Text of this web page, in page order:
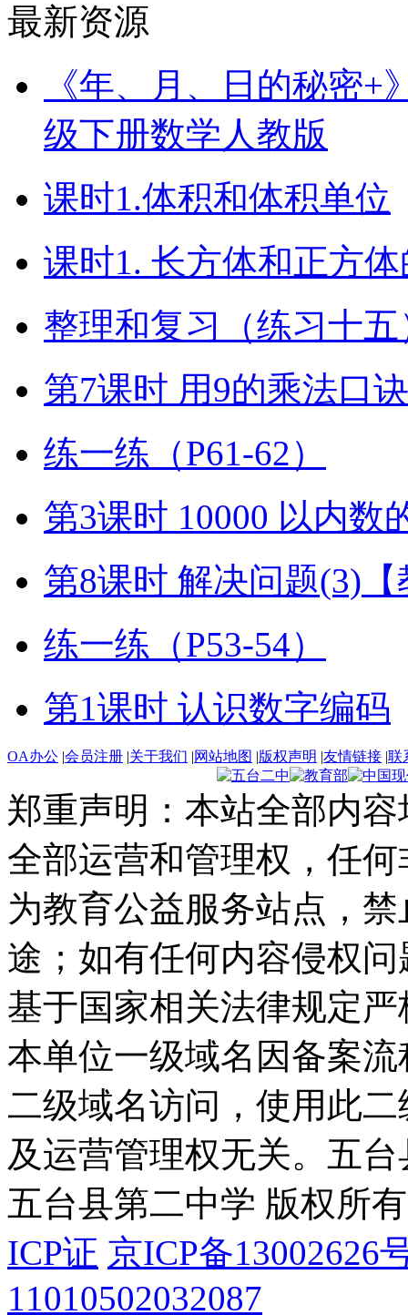
最新资源
《年、月、日的秘密+
级下册数学人教版
课时1.体积和体积单位
课时1. 长方体和正方
整理和复习（练习十五
第7课时 用9的乘法口
练一练（P61-62）
第3课时 10000 以内数
第8课时 解决问题(3)
练一练（P53-54）
第1课时 认识数字编码
OA办公 |会员注册 |关于我们 |网站地图 |版权声明 |友情链接 |联
郑重声明：本站全部内
全部运营和管理权，任
为教育公益服务站点，
途；如有任何内容侵权
基于国家相关法律规定
本单位一级域名因备案
二级域名访问，使用此
及运营管理权无关。 五
五台县第二中学 版权所有
ICP证 京ICP备13002626
11010502032087